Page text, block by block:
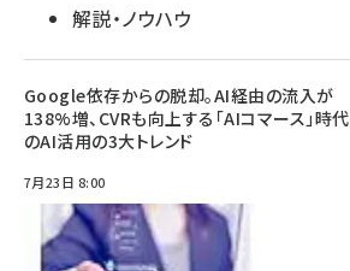
解説・ノウハウ
Google依存からの脱却。AI経由の流入が
138%増、CVRも向上する「AIコマース」時代
のAI活用の3大トレンド
7月23日 8:00